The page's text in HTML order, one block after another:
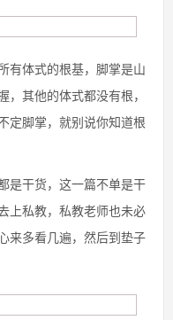
有体式的根基，脚掌是山
其他的体式都没有根，
定脚掌，就别说你知道根
是干货，这一篇不单是干
上私教，私教老师也未必
来多看几遍，然后到垫子